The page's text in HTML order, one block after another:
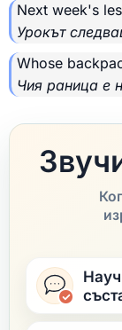
Next week's
Урокът
Whose
Чия раница е